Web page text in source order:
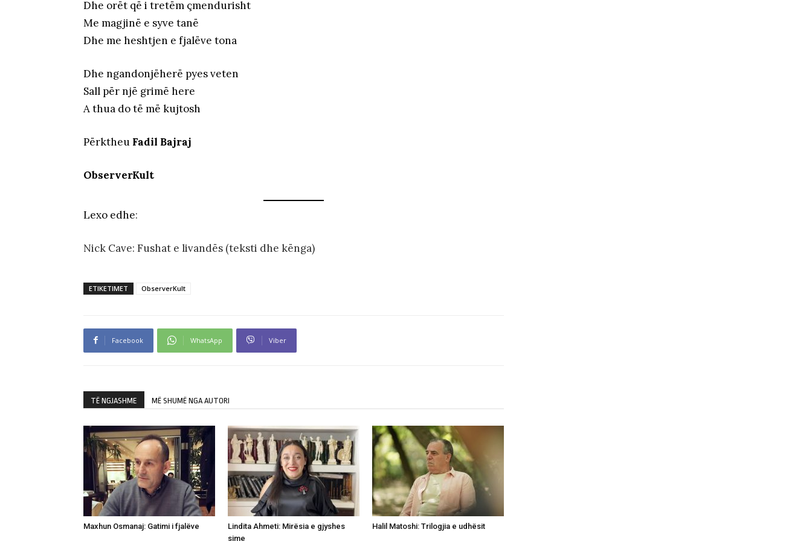
Dhe orët që i tretëm çmendurisht
Me magjinë e syve tanë
Dhe me heshtjen e fjalëve tona
Dhe ngandonjëherë pyes veten
Sall për një grimë here
A thua do të më kujtosh
Përktheu Fadil Bajraj
ObserverKult
Lexo edhe:
Nick Cave: Fushat e livandës (teksti dhe kënga)
ETIKETIMET ObserverKult
Facebook WhatsApp Viber
TË NGJASHME MË SHUMË NGA AUTORI
Maxhun Osmanaj: Gatimi i fjalëve
Lindita Ahmeti: Mirësia e gjyshes
sime
Halil Matoshi: Trilogjia e udhësit